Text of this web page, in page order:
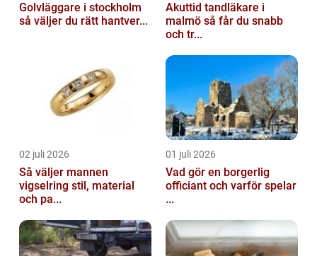
Golvläggare i stockholm
så väljer du rätt hantver...
Akuttid tandläkare i
malmö så får du snabb
och tr...
02 juli 2026
Så väljer mannen
vigselring stil, material
och pa...
01 juli 2026
Vad gör en borgerlig
officiant och varför spelar
...